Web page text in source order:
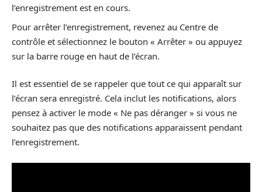
l’enregistrement est en cours.
Pour arrêter l’enregistrement, revenez au Centre de
contrôle et sélectionnez le bouton « Arrêter » ou appuyez
sur la barre rouge en haut de l’écran.
Il est essentiel de se rappeler que tout ce qui apparaît sur
l’écran sera enregistré. Cela inclut les notifications, alors
pensez à activer le mode « Ne pas déranger » si vous ne
souhaitez pas que des notifications apparaissent pendant
l’enregistrement.